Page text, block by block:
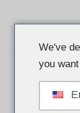
We've
you